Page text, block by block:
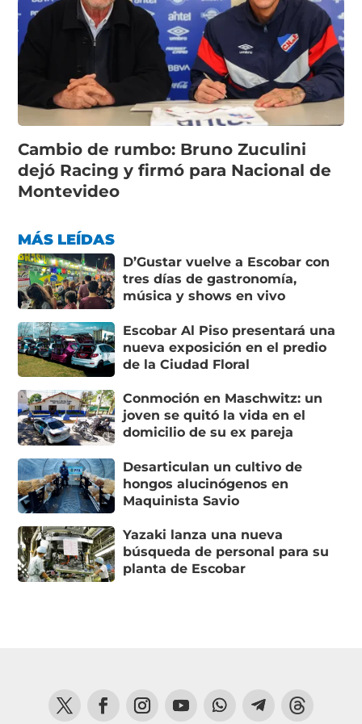
Cambio de rumbo: Bruno Zuculini
dejó Racing y firmó para Nacional de
Montevideo
MÁS LEÍDAS
D’Gustar vuelve a Escobar con
tres días de gastronomía,
música y shows en vivo
Escobar Al Piso presentará una
nueva exposición en el predio
de la Ciudad Floral
Conmoción en Maschwitz: un
joven se quitó la vida en el
domicilio de su ex pareja
Desarticulan un cultivo de
hongos alucinógenos en
Maquinista Savio
Yazaki lanza una nueva
búsqueda de personal para su
planta de Escobar